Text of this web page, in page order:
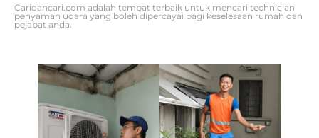
Caridancari.com adalah tempat terbaik untuk mencari technician
penyaman udara yang boleh dipercayai bagi keselesaan rumah dan
pejabat anda.